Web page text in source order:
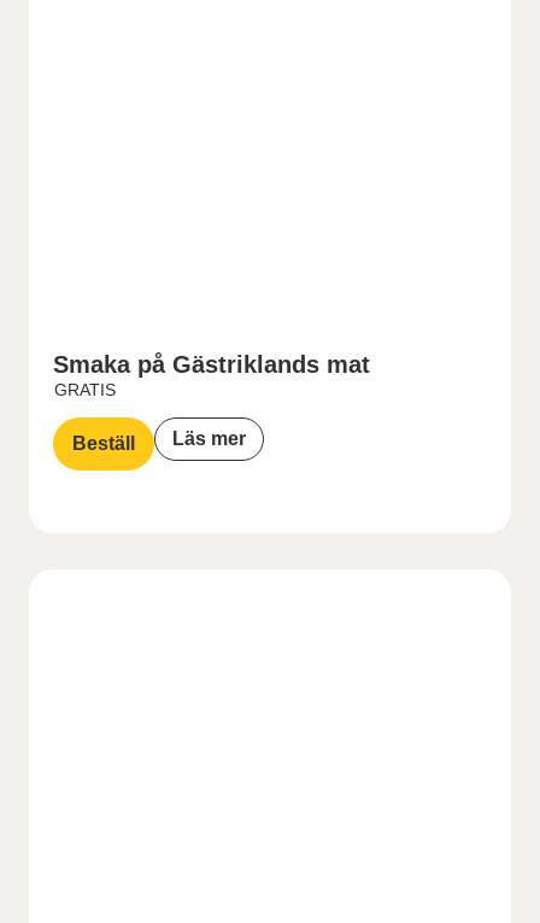
Smaka på Gästriklands mat
GRATIS
Beställ Läs mer